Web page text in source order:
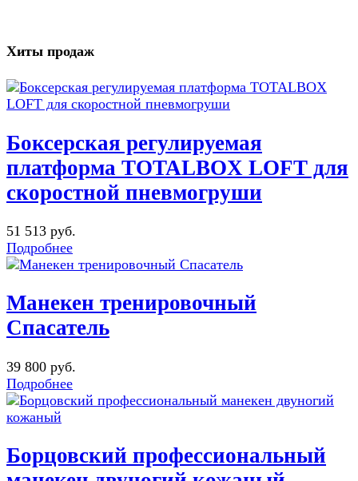
Хиты продаж
Боксерская регулируемая
платформа TOTALBOX LOFT для
скоростной пневмогруши
51 513 руб.
Подробнее
Манекен тренировочный
Спасатель
39 800 руб.
Подробнее
Борцовский профессиональный